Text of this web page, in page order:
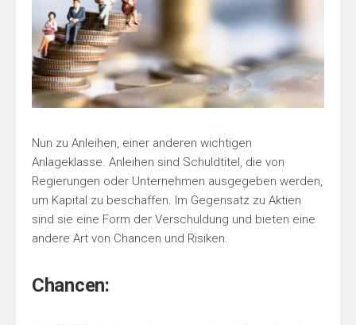
Nun zu Anleihen, einer anderen wichtigen
Anlageklasse. Anleihen sind Schuldtitel, die von
Regierungen oder Unternehmen ausgegeben werden,
um Kapital zu beschaffen. Im Gegensatz zu Aktien
sind sie eine Form der Verschuldung und bieten eine
andere Art von Chancen und Risiken.
Chancen: